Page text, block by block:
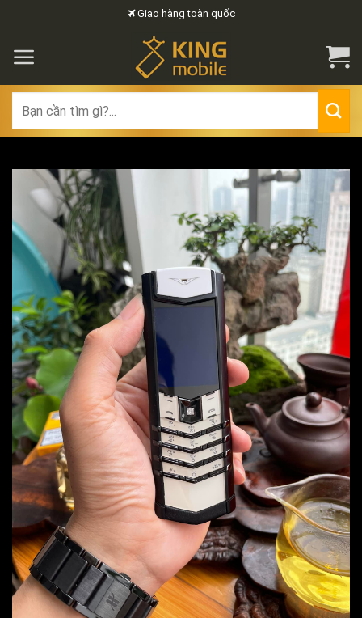
to
content
Giao hàng toàn quốc
for: